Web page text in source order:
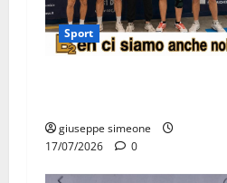
Sport
giuseppe simeone
17/07/2026
0